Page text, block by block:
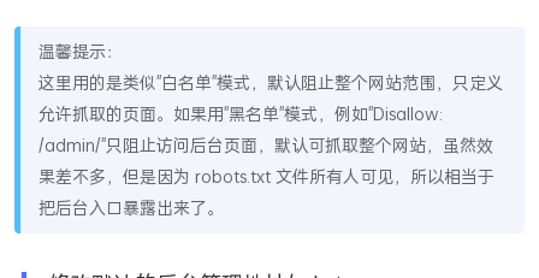
温馨提示：
这里用的是类似"白名单"模式，默认阻止整个网站范围，只定义
允许抓取的页面。如果用"黑名单"模式，例如"Disallow:
/admin/"只阻止访问后台页面，默认可抓取整个网站，虽然效
果差不多，但是因为 robots.txt 文件所有人可见，所以相当于
把后台入口暴露出来了。